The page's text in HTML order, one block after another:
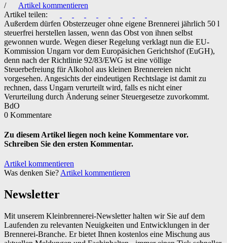
/
Artikel kommentieren
Artikel teilen:
Außerdem dürfen Obsterzeuger ohne eigene Brennerei jährlich 50 l
steuerfrei herstellen lassen, wenn das Obst von ihnen selbst
gewonnen wurde. Wegen dieser Regelung verklagt nun die EU-
Kommission Ungarn vor dem Europäsichen Gerichtshof (EuGH),
denn nach der Richtlinie 92/83/EWG ist eine völlige
Steuerbefreiung für Alkohol aus kleinen Brennereien nicht
vorgesehen. Angesichts der eindeutigen Rechtslage ist damit zu
rechnen, dass Ungarn verurteilt wird, falls es nicht einer
Verurteilung durch Änderung seiner Steuergesetze zuvorkommt.
BdO
0 Kommentare
Zu diesem Artikel liegen noch keine Kommentare vor.
Schreiben Sie den ersten Kommentar.
Artikel kommentieren
Was denken Sie? Artikel kommentieren
Newsletter
Mit unserem Kleinbrennerei-Newsletter halten wir Sie auf dem
Laufenden zu relevanten Neuigkeiten und Entwicklungen in der
Brennerei-Branche. Er bietet Ihnen kostenlos eine Mischung aus